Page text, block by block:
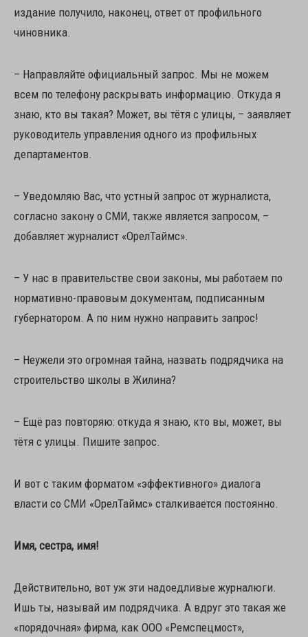
издание получило, наконец, ответ от профильного
чиновника.
– Направляйте официальный запрос. Мы не можем
всем по телефону раскрывать информацию. Откуда я
знаю, кто вы такая? Может, вы тётя с улицы, – заявляет
руководитель управления одного из профильных
департаментов.
– Уведомляю Вас, что устный запрос от журналиста,
согласно закону о СМИ, также является запросом, –
добавляет журналист «ОрелТаймс».
– У нас в правительстве свои законы, мы работаем по
нормативно-правовым документам, подписанным
губернатором. А по ним нужно направить запрос!
– Неужели это огромная тайна, назвать подрядчика на
строительство школы в Жилина?
– Ещё раз повторяю: откуда я знаю, кто вы, может, вы
тётя с улицы. Пишите запрос.
И вот с таким форматом «эффективного» диалога
власти со СМИ «ОрелТаймс» сталкивается постоянно.
Имя, сестра, имя!
Действительно, вот уж эти надоедливые журналюги.
Ишь ты, называй им подрядчика. А вдруг это такая же
«порядочная» фирма, как ООО «Ремспецмост»,